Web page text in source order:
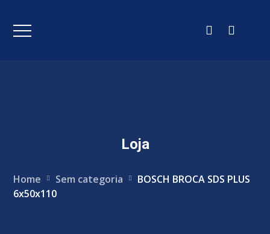
Loja
Home Sem categoria
BOSCH BROCA SDS PLUS
6x50x110